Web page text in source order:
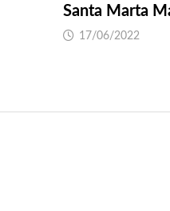
Santa Marta
17/06/2022